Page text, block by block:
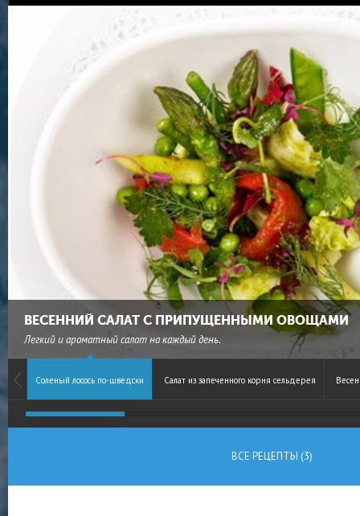
ВЕСЕННИЙ САЛАТ С ПРИПУЩЕННЫМИ ОВОЩАМИ
Легкий и ароматный салат на каждый день.
Соленый лосось по-шведски Салат из запеченного корня сельдерея
ВСЕ РЕЦЕПТЫ (3)